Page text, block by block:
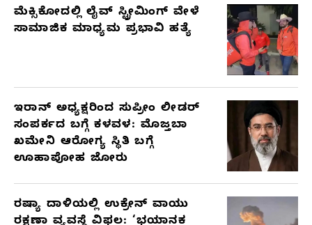
ಮೆಕ್ಸಿಕೋದಲ್ಲಿ ಲೈವ್ ಸ್ಟ್ರೀಮಿಂಗ್ ವೇಳೆ
ಸಾಮಾಜಿಕ ಮಾಧ್ಯಮ ಪ್ರಭಾವಿ ಹತ್ಯೆ
ಇರಾನ್ ಅಧ್ಯಕ್ಷರಿಂದ ಸುಪ್ರೀಂ ಲೀಡರ್
ಸಂಪರ್ಕದ ಬಗ್ಗೆ ಕಳವಳ: ಮೊಜ್ತಬಾ
ಖಮೇನಿ ಆರೋಗ್ಯ ಸ್ಥಿತಿ ಬಗ್ಗೆ
ಊಹಾಪೋಹ ಜೋರು
ರಷ್ಯಾ ದಾಳಿಯಲ್ಲಿ ಉಕ್ರೇನ್ ವಾಯು